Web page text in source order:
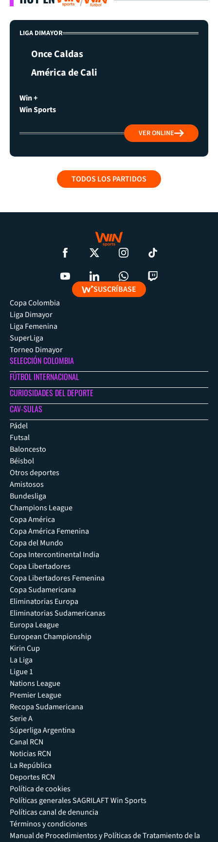
LIGA DIMAYOR
Once Caldas
América de Cali
Win +
Win Sports
VER ONLINE
TODOS LOS PARTIDOS
SUSCRÍBASE
Copa Colombia
Liga Dimayor
Liga Femenina
SuperLiga
Torneo Dimayor
SELECCIÓN COLOMBIA
FÚTBOL INTERNACIONAL
CURIOSIDADES DEL DEPORTE
CAV-SULAS
Pádel
Futsal
Baloncesto
Béisbol
Otros deportes
Amistosos
Bundesliga
Champions League
Copa América
Copa América Femenina
Copa del Mundo
Copa Intercontinental India
Copa Libertadores
Copa Libertadores Femenina
Copa Sudamericana
Eliminatorias Europa
Eliminatorias Sudamericanas
Europa League
European Championship
Kirin Cup
La Liga
Ligue 1
Nations League
Premier League
Recopa Sudamericana
Serie A
Súperliga Argentina
Canal RCN
Noticias RCN
La República
Deportes RCN
Política de cookies
Políticas generales SAGRILAFT Win Sports
Políticas canal de denuncia
Términos y condiciones
Manual de Procedimientos y Políticas de Tratamiento de la